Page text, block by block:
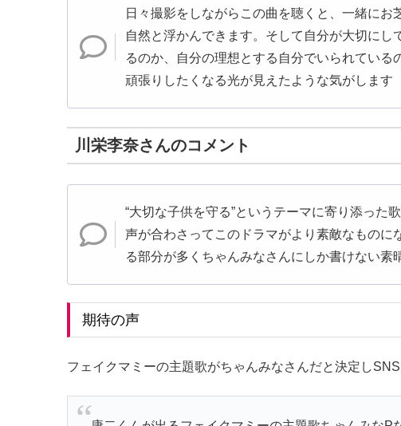
日々撮影をしながらこの曲を聴くと、一緒に
自然と浮かんできます。そして自分が大切に
るのか、自分の理想とする自分でいられてい
頑張りしたくなる光が見えたような気がします
川栄李奈さんのコメント
“大切な子供を守る”というテーマに寄り添った
声が合わさってこのドラマがより素敵なものに
る部分が多くちゃんみなさんにしか書けない素
期待の声
フェイクマミーの主題歌がちゃんみなさんだと決定し